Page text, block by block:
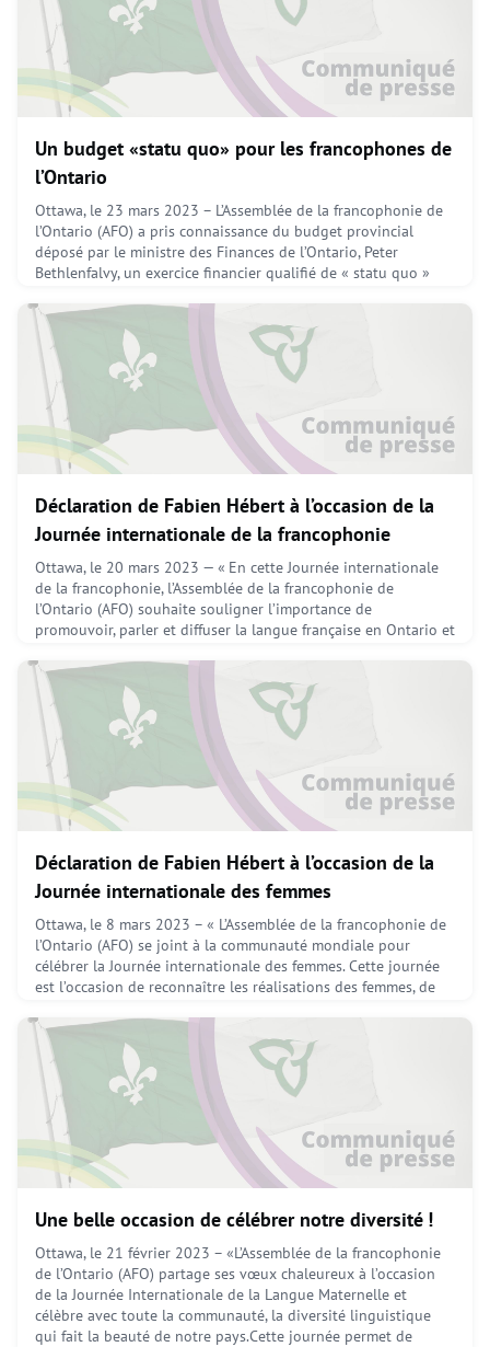
April 9, 2023
Un budget «statu quo» pour les francophones de
l’Ontario
Ottawa, le 23 mars 2023 – L’Assemblée de la francophonie de
l’Ontario (AFO) a pris connaissance du budget provincial
déposé par le ministre des Finances de l’Ontario, Peter
Bethlenfalvy, un exercice financier qualifié de « statu quo »
une augmentation de 700 000 $ du budget du ministère des
Affaires francophones de l’Ontario (MAFO). Bie
April 9, 2023
Déclaration de Fabien Hébert à l’occasion de la
Journée internationale de la francophonie
Ottawa, le 20 mars 2023 — « En cette Journée internationale
de la francophonie, l’Assemblée de la francophonie de
l’Ontario (AFO) souhaite souligner l’importance de
promouvoir, parler et diffuser la langue française en Ontario et
communauté diverse et forte, et nous nous engageons à
défendre les droits et les intérêts des francophones en Onta
March 20, 2023
Déclaration de Fabien Hébert à l’occasion de la
Journée internationale des femmes
Ottawa, le 8 mars 2023 – « L’Assemblée de la francophonie de
l’Ontario (AFO) se joint à la communauté mondiale pour
célébrer la Journée internationale des femmes. Cette journée
est l’occasion de reconnaître les réalisations des femmes, de
leur égalité.Cette année, l’AFO se concentre sur le rôle
important des femmes dans la francophonie
March 8, 2023
Une belle occasion de célébrer notre diversité !
Ottawa, le 21 février 2023 – «L’Assemblée de la francophonie
de l’Ontario (AFO) partage ses vœux chaleureux à l’occasion
de la Journée Internationale de la Langue Maternelle et
célèbre avec toute la communauté, la diversité linguistique
qui fait la beauté de notre pays.Cette journée permet de